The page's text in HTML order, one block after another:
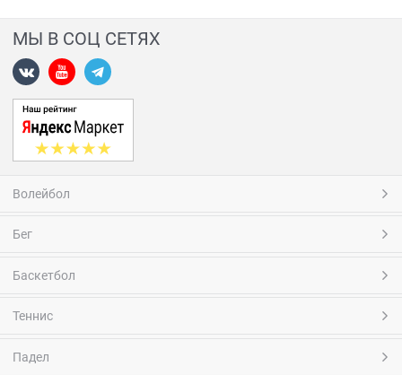
МЫ В СОЦ СЕТЯХ
Волейбол
Бег
Баскетбол
Теннис
Падел